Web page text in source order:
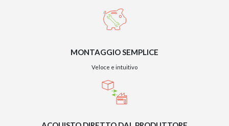
MONTAGGIO SEMPLICE
Veloce e intuitivo